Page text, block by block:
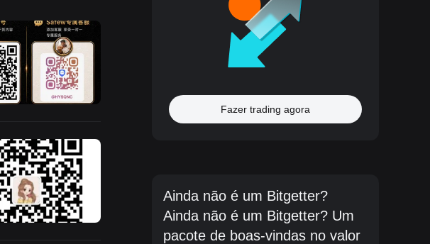
Fazer trading agora
Ainda não é um Bitgetter?
Ainda não é um Bitgetter? Um
pacote de boas-vindas no valor